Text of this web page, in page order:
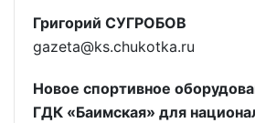
Григорий СУГРОБОВ
gazeta@ks.chukotka.ru
Новое спортивное
ГДК «Баимская» для